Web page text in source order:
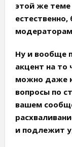
этой же
Ну и вообще
акцент на то
можно даже
вопросы по
вашем
и подлежит